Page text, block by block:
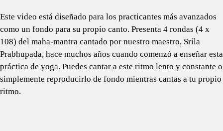
Este video está diseñado para los practicantes más avanzados
como un fondo para su propio canto. Presenta 4 rondas (4 x
108) del maha-mantra cantado por nuestro maestro, Srila
Prabhupada, hace muchos años cuando comenzó a enseñar esta
práctica de yoga. Puedes cantar a este ritmo lento y constante o
simplemente reproducirlo de fondo mientras cantas a tu propio
ritmo.